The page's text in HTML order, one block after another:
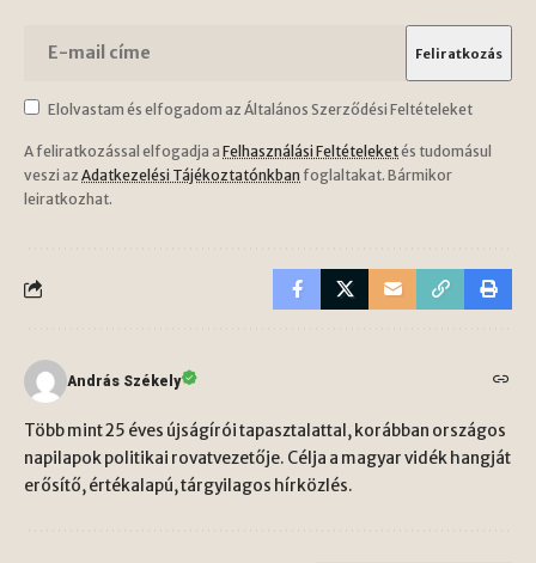
Elolvastam és elfogadom az Általános Szerződési Feltételeket
A feliratkozással elfogadja a Felhasználási Feltételeketés tudomásul
veszi az Adatkezelési Tájékoztatónkban foglaltakat. Bármikor
leiratkozhat.
András Székely
Több mint 25 éves újságírói tapasztalattal, korábban országos
napilapok politikai rovatvezetője. Célja a magyar vidék hangját
erősítő, értékalapú, tárgyilagos hírközlés.